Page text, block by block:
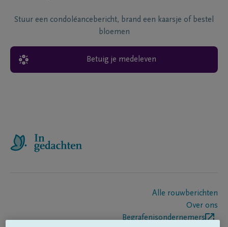
Stuur een condoléancebericht, brand een kaarsje of bestel
bloemen
Betuig je medeleven
Alle rouwberichten
Over ons
Begrafenisondernemers